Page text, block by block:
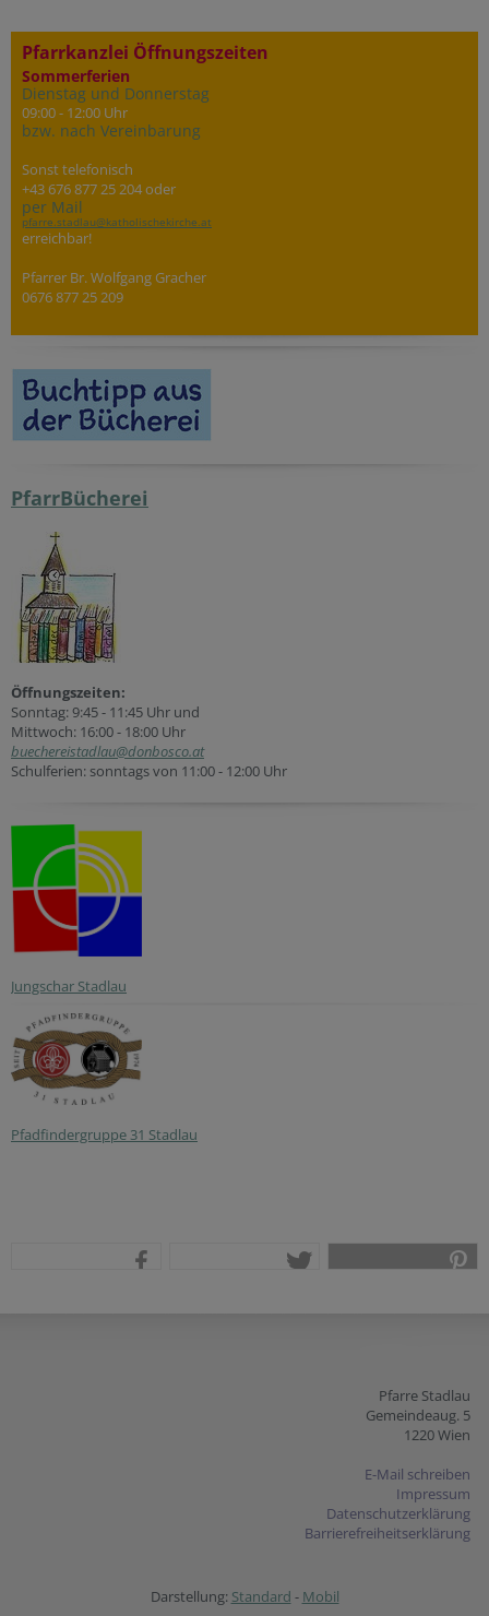
Pfarrkanzlei Öffnungszeiten
Sommerferien
Dienstag und Donnerstag
09:00 - 12:00 Uhr
bzw. nach Vereinbarung
Sonst telefonisch
+43 676 877 25 204 oder
per Mail
pfarre.stadlau@katholischekirche.at
erreichbar!
Pfarrer Br. Wolfgang Gracher
0676 877 25 209
PfarrBücherei
Öffnungszeiten:
Sonntag: 9:45 - 11:45 Uhr und
Mittwoch: 16:00 - 18:00 Uhr
buechereistadlau@donbosco.at
Schulferien: sonntags von 11:00 - 12:00 Uhr
Jungschar Stadlau
Pfadfindergruppe 31 Stadlau
Pfarre Stadlau
Gemeindeaug. 5
1220 Wien
E-Mail schreiben
Impressum
Datenschutzerklärung
Barrierefreiheitserklärung
Darstellung: Standard - Mobil